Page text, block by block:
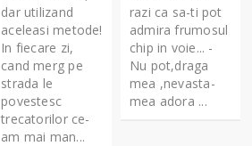
dar utilizand
aceleasi metode!
In fiecare zi,
cand merg pe
strada le
povestesc
trecatorilor ce-
am mai man...
razi ca sa-ti pot
admira frumosul
chip in voie... -
Nu pot,draga
mea ,nevasta-
mea adora ...